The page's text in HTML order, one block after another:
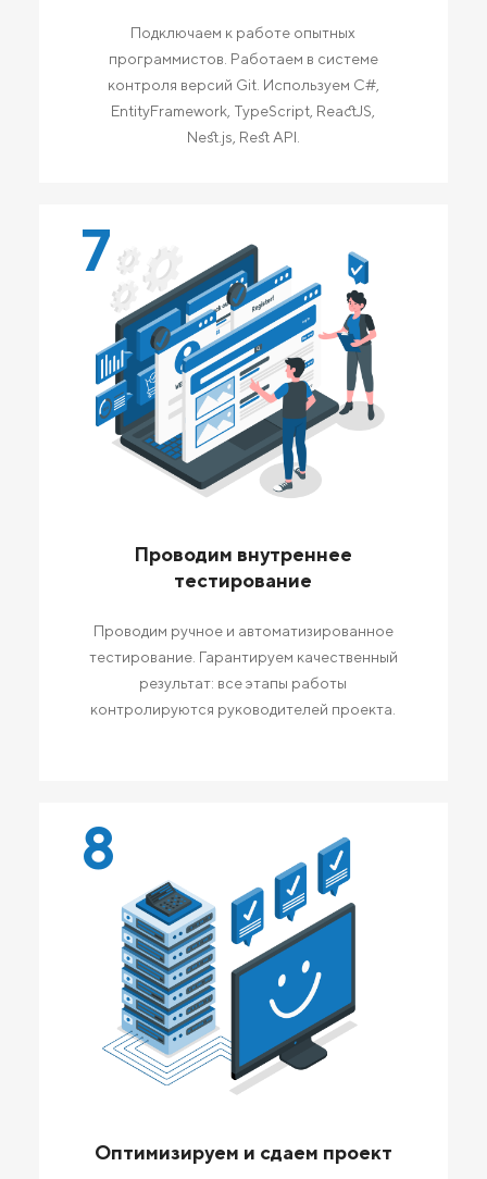
Подключаем к работе опытных
программистов. Работаем в системе
контроля версий Git. Используем C#,
EntityFramework, TypeScript, ReactJS,
Nest.js, Rest API.
7
Проводим внутреннее
тестирование
Проводим ручное и автоматизированное
тестирование. Гарантируем качественный
результат: все этапы работы
контролируются руководителей проекта.
8
Оптимизируем и сдаем проект